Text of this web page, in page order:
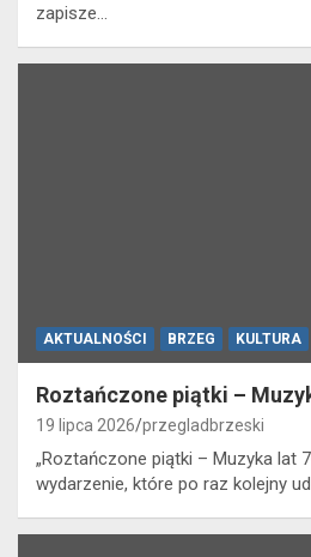
zapisze…
AKTUALNOŚCI BRZEG KULTURA
Roztańczone piątki –
19 lipca 2026 przegladbrzeski
„Roztańczone piątki – Muzyka lat
wydarzenie, które po raz kolejny